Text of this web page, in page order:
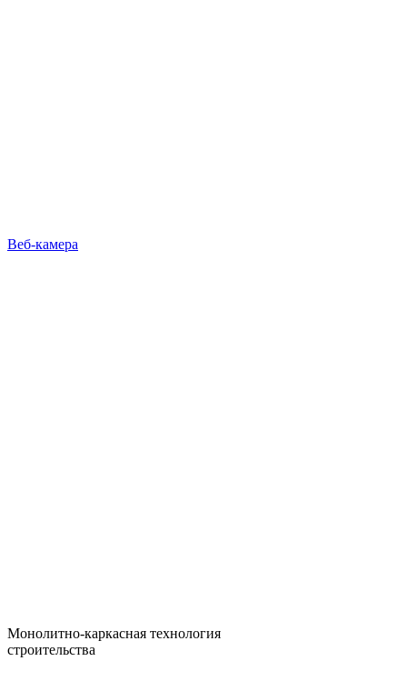
Веб-камера
Монолитно-каркасная технология
строительства